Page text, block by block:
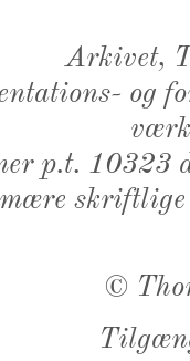
Arkivet,
og
p.t. 10323
©